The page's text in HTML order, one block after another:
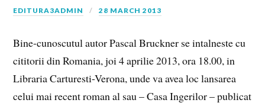
EDITURA3ADMIN 28 MARCH 2013
Bine-cunoscutul autor Pascal Bruckner se intalneste cu
cititorii din Romania, joi 4 aprilie 2013, ora 18.00, in
Libraria Carturesti-Verona, unde va avea loc lansarea
celui mai recent roman al sau – Casa Ingerilor – publicat